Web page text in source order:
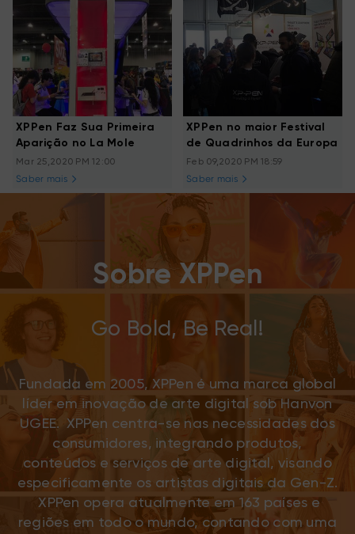
XPPen Faz Sua Primeira
Aparição no La Mole
Mar 25,2020 PM 12:00
Saber mais
XPPen no maior Festival
de Quadrinhos da Europa
Feb 09,2020 PM 18:59
Saber mais
Sobre XPPen
Go Bold, Be Real!
Fundada em 2005, XPPen é uma marca global
líder em inovação de arte digital sob Hanvon
UGEE. XPPen centra-se nas necessidades dos
consumidores, integrando produtos,
conteúdos e serviços de arte digital, visando
especificamente os artistas digitais da Gen-Z.
XPPen opera atualmente em 163 países e
regiões em todo o mundo, contando com uma